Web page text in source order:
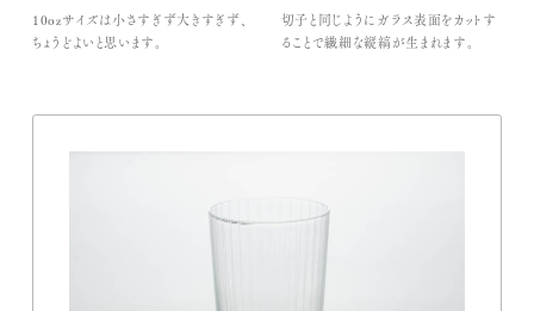
10ozサイズは小さすぎず大きすぎず、
ちょうどよいと思います。
切子と同じようにガラス表面をカットす
ることで繊細な縦縞が生まれます。